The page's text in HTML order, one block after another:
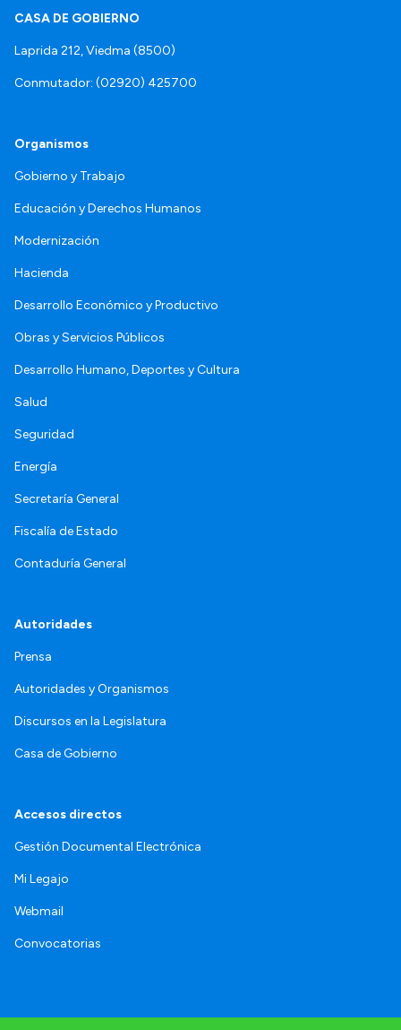
CASA DE GOBIERNO
Laprida 212, Viedma (8500)
Conmutador: (02920) 425700
Organismos
Gobierno y Trabajo
Educación y Derechos Humanos
Modernización
Hacienda
Desarrollo Económico y Productivo
Obras y Servicios Públicos
Desarrollo Humano, Deportes y Cultura
Salud
Seguridad
Energía
Secretaría General
Fiscalía de Estado
Contaduría General
Autoridades
Prensa
Autoridades y Organismos
Discursos en la Legislatura
Casa de Gobierno
Accesos directos
Gestión Documental Electrónica
Mi Legajo
Webmail
Convocatorias